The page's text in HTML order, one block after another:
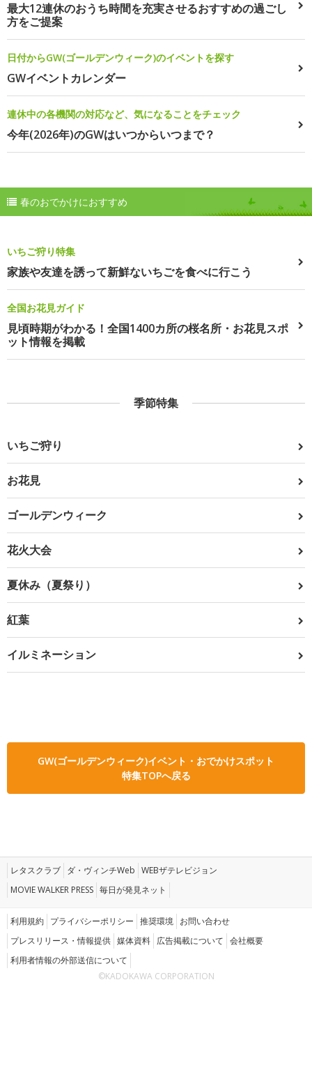
最大12連休のおうち時間を充実させるおすすめの過ごし
方をご提案
日付からGW(ゴールデンウィーク)のイベントを探す
GWイベントカレンダー
連休中の各機関の対応など、気になることをチェック
今年(2026年)のGWはいつからいつまで？
春のおでかけにおすすめ
いちご狩り特集
家族や友達を誘って新鮮ないちごを食べに行こう
全国お花見ガイド
見頃時期がわかる！全国1400カ所の桜名所・お花見スポ
ット情報を掲載
季節特集
いちご狩り
お花見
ゴールデンウィーク
花火大会
夏休み（夏祭り）
紅葉
イルミネーション
GW(ゴールデンウィーク)イベント・おでかけスポット
特集TOPへ戻る
レタスクラブ ダ・ヴィンチWeb WEBザテレビジョン
MOVIE WALKER PRESS 毎日が発見ネット
利用規約 プライバシーポリシー 推奨環境 お問い合わせ
プレスリリース・情報提供 媒体資料 広告掲載について 会社概要
利用者情報の外部送信について
©KADOKAWA CORPORATION